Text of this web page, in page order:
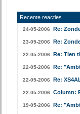
Recente reacties
24-05-2006 Re:
23-05-2006 Re:
22-05-2006 Re: Tien
22-05-2006 Re:
22-05-2006 Re:
22-05-2006 Column:
19-05-2006 Re: